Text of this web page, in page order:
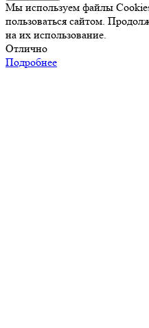
Мы используем файлы
пользоваться сайтом.
на их использование.
Отлично
Подробнее